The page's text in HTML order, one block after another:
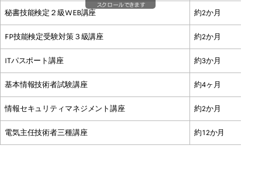
秘書技能検定２級WEB講座 約2か月
FP技能検定受験対策３級講座 約2か月
ITパスポート講座 約3か月
基本情報技術者試験講座 約4ヶ月
情報セキュリティマネジメント講座 約2か月
電気主任技術者三種講座 約12か月
スクロールできます